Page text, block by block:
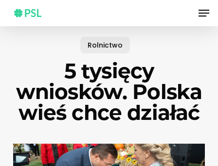
main
Rolnictwo
5 tysięcy
wniosków. Polska
wieś chce działać